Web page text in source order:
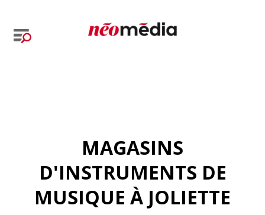
MAGASINS
D'INSTRUMENTS DE
MUSIQUE À JOLIETTE